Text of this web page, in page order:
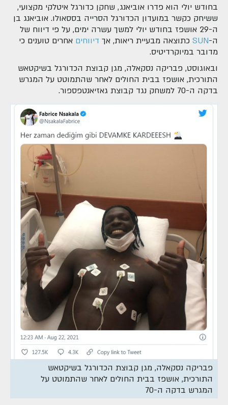
בחודש יולי הוא פדרו אוביאנג, שחקן כדורגל איטלקי מקצועי,
ששיחק כקשר במועדון הכדורגל הסרייה בססאולו. אוביאנג בן
ה-29 אושפז בחודש יולי למשך עשרה ימים, על פי דיווח של
ה-SUN כתוצאה מבעיית ריאות, אך דיווחים אחרים טוענים כי
מדובר במיוקרדיטיס.
ובאוגוסט, פבריקה נסקאלה, מגן קבוצת הכדורגל בשיקטאש
התורכית, אושפז בבית החולים לאחר שהתמוטט על המגרש
בדקה ה-70 למשחק נגד קבוצת גאזיאנטפספור.
פבריקה נסקאלה, מגן קבוצת הכדורגל בשיקטאש
התורכית, אושפז בבית החולים לאחר שהתמוטט על
המגרש בדקה ה-70